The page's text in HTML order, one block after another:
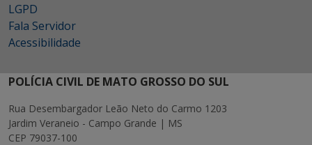
LGPD
Fala Servidor
Acessibilidade
POLÍCIA CIVIL DE MATO GROSSO DO SUL
Rua Desembargador Leão Neto do Carmo 1203
Jardim Veraneio - Campo Grande | MS
CEP 79037-100